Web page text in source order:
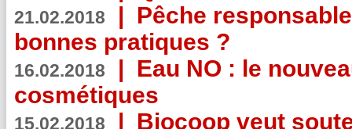
21.02.2018 | Pêche
bonnes pratiques ?
16.02.2018 | Eau NO : le
cosmétiques
15.02.2018 | Biocoop veut